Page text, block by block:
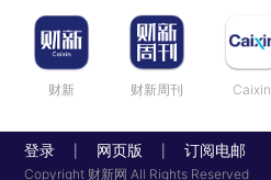
财新 财新周刊 Caixin
登录 网页版 订阅电邮
Copyright 财新网 All Rights Reserved